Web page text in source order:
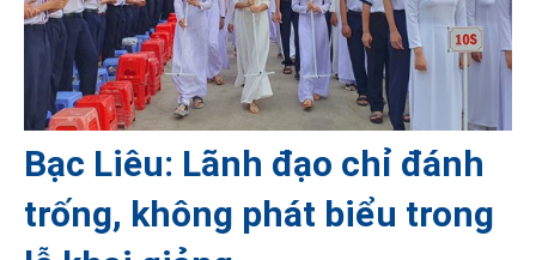
Bạc Liêu: Lãnh đạo chỉ đánh
trống, không phát biểu trong